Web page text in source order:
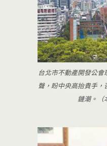
台北市不動產開發公
聲，盼中央高抬貴手
鏈潮。（